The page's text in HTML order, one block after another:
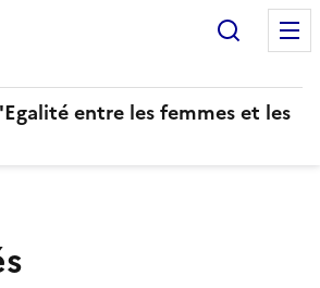
cookies
entre les femmes et les